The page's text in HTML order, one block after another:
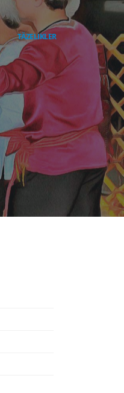
TÄZELIKLER